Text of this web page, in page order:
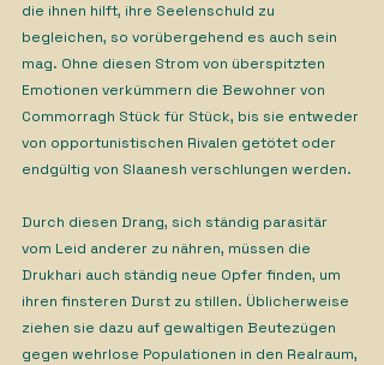
die ihnen hilft, ihre Seelenschuld zu
begleichen, so vorübergehend es auch sein
mag. Ohne diesen Strom von überspitzten
Emotionen verkümmern die Bewohner von
Commorragh Stück für Stück, bis sie entweder
von opportunistischen Rivalen getötet oder
endgültig von Slaanesh verschlungen werden.
Durch diesen Drang, sich ständig parasitär
vom Leid anderer zu nähren, müssen die
Drukhari auch ständig neue Opfer finden, um
ihren finsteren Durst zu stillen. Üblicherweise
ziehen sie dazu auf gewaltigen Beutezügen
gegen wehrlose Populationen in den Realraum,